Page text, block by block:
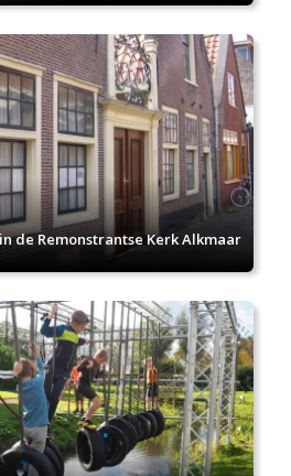
de Remonstrantse Kerk Alkmaar